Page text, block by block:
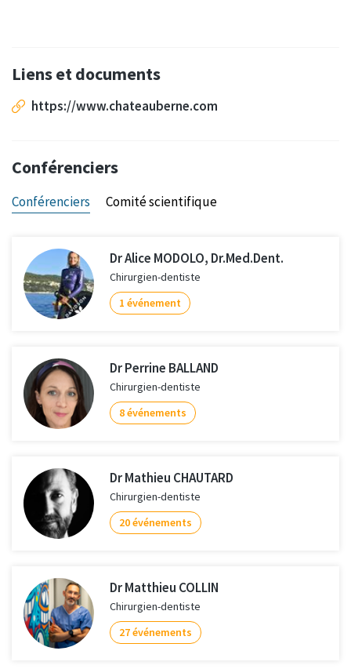
Liens et documents
https://www.chateauberne.com
Conférenciers
Conférenciers Comité scientifique
Dr Alice MODOLO, Dr.Med.Dent.
Chirurgien-dentiste
1 événement
Dr Perrine BALLAND
Chirurgien-dentiste
8 événements
Dr Mathieu CHAUTARD
Chirurgien-dentiste
20 événements
Dr Matthieu COLLIN
Chirurgien-dentiste
27 événements